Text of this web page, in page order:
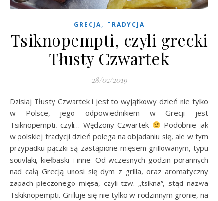
GRECJA, TRADYCJA
Tsiknopempti, czyli grecki
Tłusty Czwartek
28/02/2019
Dzisiaj Tłusty Czwartek i jest to wyjątkowy dzień nie tylko
w Polsce, jego odpowiednikiem w Grecji jest
Tsiknopempti, czyli… Wędzony Czwartek
Podobnie jak
w polskiej tradycji dzień polega na objadaniu się, ale w tym
przypadku pączki są zastąpione mięsem grillowanym, typu
souvlaki, kiełbaski i inne. Od wczesnych godzin porannych
nad całą Grecją unosi się dym z grilla, oraz aromatyczny
zapach pieczonego mięsa, czyli tzw. „tsikna”, stąd nazwa
Tskiknopempti. Grilluje się nie tylko w rodzinnym gronie, na